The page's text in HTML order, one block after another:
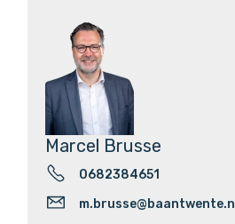
Marcel Brusse
0682384651
m.brusse@baantwente.nl